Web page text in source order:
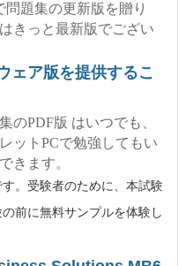
題集の更新版を贈り
きっと最新版でござい
ェア版を提供するこ
のPDF版 はいつでも、
ットPCで勉強してもい
きます。
。受験者のために、本試験
前に無料サンプルを体験し